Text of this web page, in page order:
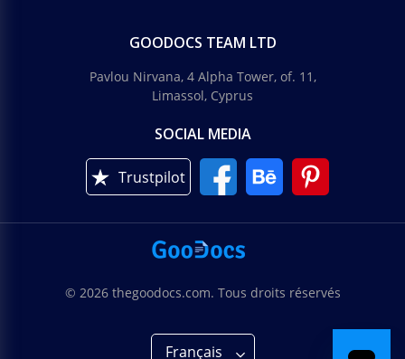
GOODOCS TEAM LTD
Pavlou Nirvana, 4 Alpha Tower, of. 11,
Limassol, Cyprus
SOCIAL MEDIA
Trustpilot
© 2026 thegoodocs.com. Tous droits réservés
Français